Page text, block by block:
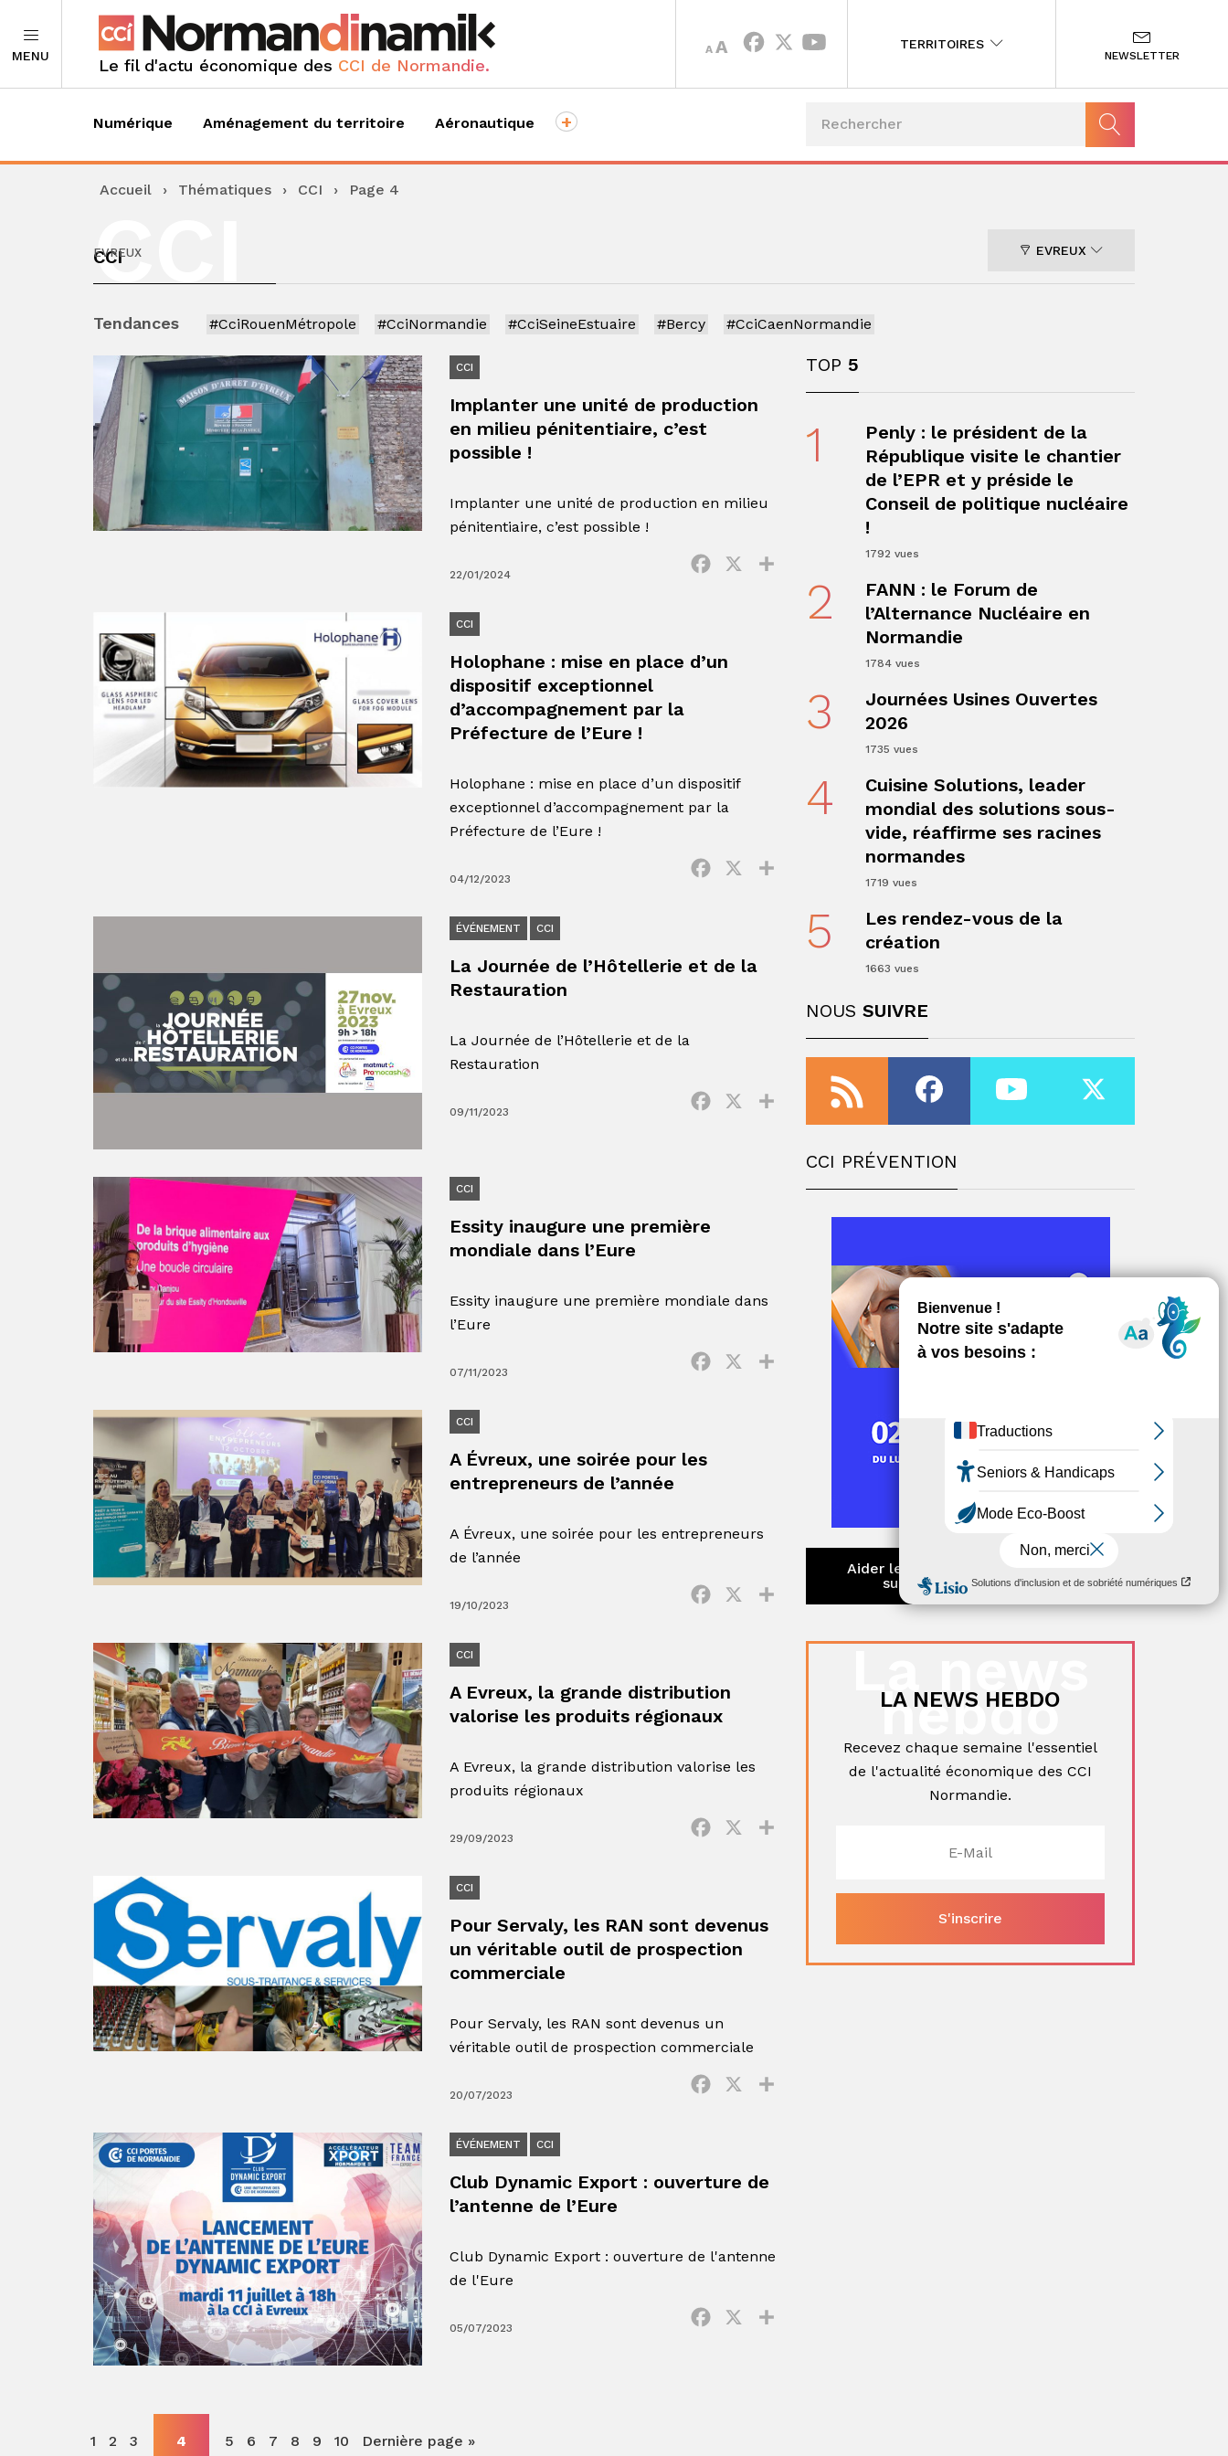
MENU Le fil d'actu économique des CCI de Normandie.
A
DECREASE
FONT
AINCREASE
SIZE.
TERRITOIRES
NEWSLETTER
Numérique Aménagement du territoire Aéronautique +
Accueil › Thématiques › CCI › Page 4
CCI
CCI
EVREUX EVREUX
Tendances #CciRouenMétropole #CciNormandie #CciSeineEstuaire #Bercy #CciCaenNormandie
CCI
Implanter une unité de production
en milieu pénitentiaire, c’est
possible !
Implanter une unité de production en milieu
pénitentiaire, c’est possible !
22/01/2024
Facebook
CCI
Holophane : mise en place d’un
dispositif exceptionnel
d’accompagnement par la
Préfecture de l’Eure !
Holophane : mise en place d’un dispositif
exceptionnel d’accompagnement par la
Préfecture de l’Eure !
04/12/2023
Facebook
ÉVÉNEMENT CCI
La Journée de l’Hôtellerie et de la
Restauration
La Journée de l’Hôtellerie et de la
Restauration
09/11/2023
Facebook Partager
CCI
Essity inaugure une première
mondiale dans l’Eure
Essity inaugure une première mondiale dans
l’Eure
07/11/2023
Facebook
CCI
A Évreux, une soirée pour les
entrepreneurs de l’année
A Évreux, une soirée pour les entrepreneurs
de l’année
19/10/2023
Facebook
CCI
A Evreux, la grande distribution
valorise les produits régionaux
A Evreux, la grande distribution valorise les
produits régionaux
29/09/2023
Facebook
CCI
Pour Servaly, les RAN sont devenus
un véritable outil de prospection
commerciale
Pour Servaly, les RAN sont devenus un
véritable outil de prospection commerciale
20/07/2023
Facebook
ÉVÉNEMENT CCI
Club Dynamic Export : ouverture de
l’antenne de l’Eure
Club Dynamic Export : ouverture de l'antenne
de l'Eure
05/07/2023
Facebook
1 2 3 4 5 6 7 8 9 10 Dernière page »
TOP 5
1
Penly : le président de la
République visite le chantier
de l’EPR et y préside le
Conseil de politique nucléaire
!
1792 vues
2
FANN : le Forum de
l’Alternance Nucléaire en
Normandie
1784 vues
3
Journées Usines Ouvertes
2026
1735 vues
4
Cuisine Solutions, leader
mondial des solutions sous-
vide, réaffirme ses racines
normandes
1719 vues
5
Les rendez-vous de la
création
1663 vues
NOUS SUIVRE
CCI PRÉVENTION
Aider les entreprises à anticiper et
surmonter les difficultés
hebdo
LA NEWS HEBDO
Recevez chaque semaine l'essentiel
de l'actualité économique des CCI
Normandie.